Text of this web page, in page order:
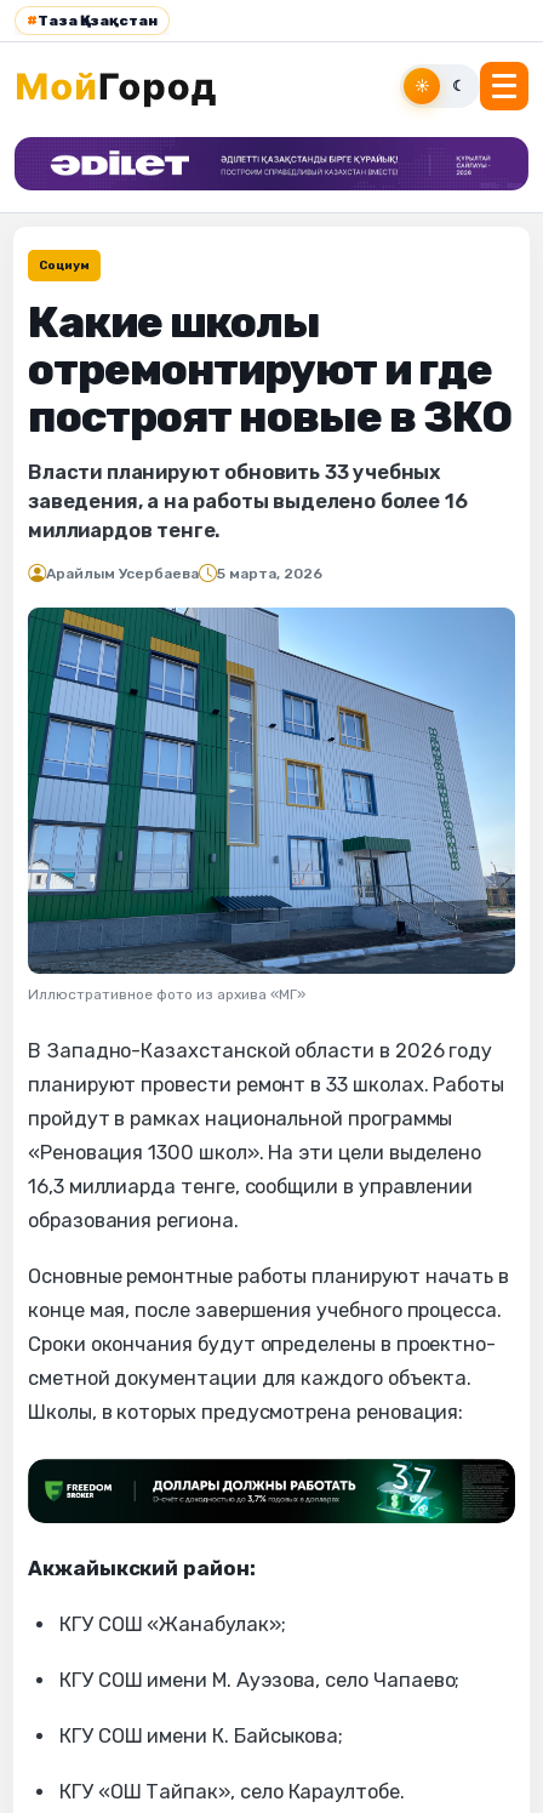
#Таза Қазақстан
☀ ☾
Социум
Какие школы
отремонтируют и где
построят новые в ЗКО
Власти планируют обновить 33 учебных
заведения, а на работы выделено более 16
миллиардов тенге.
Арайлым Усербаева 5 марта, 2026
Иллюстративное фото из архива «МГ»
В Западно-Казахстанской области в 2026 году
планируют провести ремонт в 33 школах. Работы
пройдут в рамках национальной программы
«Реновация 1300 школ». На эти цели выделено
16,3 миллиарда тенге, сообщили в управлении
образования региона.
Основные ремонтные работы планируют начать в
конце мая, после завершения учебного процесса.
Сроки окончания будут определены в проектно-
сметной документации для каждого объекта.
Школы, в которых предусмотрена реновация:
Акжайыкский район:
КГУ СОШ «Жанабулак»;
КГУ СОШ имени М. Ауэзова, село Чапаево;
КГУ СОШ имени К. Байсыкова;
КГУ «ОШ Тайпак», село Караултобе.